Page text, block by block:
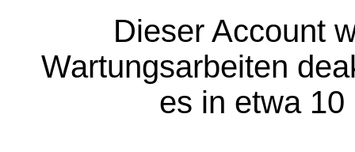
Dieser Account
Wartungsarbeiten
es in etwa